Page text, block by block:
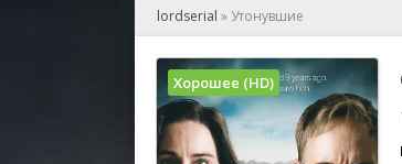
lordserial » Утонувшие
Хорошее (HD)